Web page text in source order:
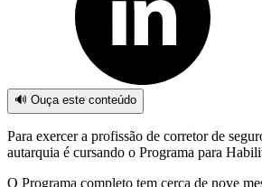
🔊 Ouça este conteúdo
Para exercer a profissão de corretor de
autarquia é cursando o Programa para
O Programa completo tem cerca de nove